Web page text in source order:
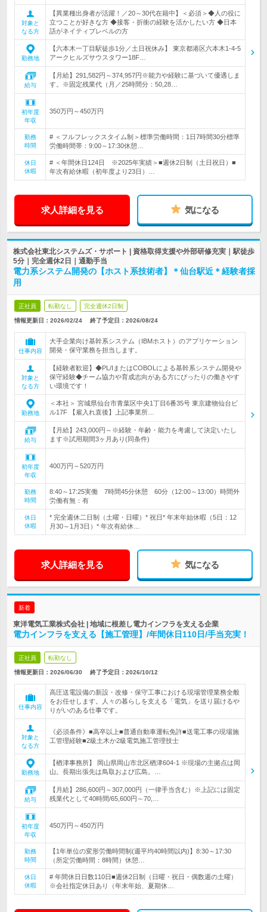
対象と
なる方
【異業種出身者が活躍！／20～30代在籍中】＜必須＞◆人の役に
立つことが好きな方 ◆接客・折衝の経験を活かしたい方 ◆日本
語がネイティブレベルの方
勤務地
【六本木一丁目駅徒歩1分／土日祝休み】 東京都港区六本木1-4-5
アークヒルズサウスタワー18F…
給与
【月給】291,582円～374,957円※能力や経験に基づいて優遇しま
す。※固定残業代（月／25時間分：50,28…
初年度
年収
350万円～450万円
勤務
時間
# ＜フルフレックスタイム制＞標準労働時間：1日7時間30分標準
労働時間帯：9:00～17:30休憩…
休日
休暇
# ＜年間休日124日 ※2025年実績＞■週休2日制（土日祝日）■
年次有給休暇（初年度より23日）…
求人詳細を見る 気になる
株式会社東北システムズ・サポート | 資格取得支援や外部研修充実｜駅徒歩
5分｜完全週休2日｜通勤手当
電力系システム開発の【ホスト系技術者】＊仙台駅近＊経験者採
用
正社員 転勤なし 完全週休2日制
情報更新日：2026/02/24 終了予定日： 2026/08/24
仕事内容
大手企業向け基幹系システム（IBMホスト）のアプリケーション
開発・保守業務を担当します。
対象と
なる方
【経験者歓迎】◆PL/IまたはCOBOLによる基幹系システム開発や
保守経験◆チーム協力や育成志向がある方にぴったりの働きやす
い環境です！
勤務地
＜本社＞ 宮城県仙台市青葉区中央1丁目6番35号 東京建物仙台ビ
ル17F 【雇入れ直後】上記事業所…
給与
【月給】243,000円～※経験・年齢・能力を考慮して決定いたし
ます※試用期間3ヶ月あり(同条件)
初年度
年収
400万円～520万円
勤務
時間
8:40～17:25実働 7時間45分休憩 60分（12:00～13:00）時間外
労働有無：有
休日
休暇
* 完全週休二日制（土曜・日曜）* 祝日* 年末年始休暇（5日：12
月30～1月3日）* 年次有給休…
求人詳細を見る 気になる
新着
東洋電気工業株式会社 | 地域に根差し電力インフラを支える企業
電力インフラを支える【施工管理】/年間休日110日/手当充実！
正社員 転勤なし
情報更新日：2026/06/30 終了予定日： 2026/10/12
仕事内容
高圧送電設備の新設・改修・保守工事における現場管理業務全般
をお任せします。人々の暮らしを支える「電気」を送り届けるや
りがいのある仕事です。
対象と
なる方
《必須条件》■高卒以上■普通自動車運転免許■送電工事の現場施
工管理経験■2級土木か2級電気施工管理技士
勤務地
【楢津事務所】 岡山県岡山市北区楢津604-1 ※現場の主拠点は岡
山。長期出張先は鳥取および広島。…
給与
【月給】286,600円～307,000円（一律手当含む）※上記には固定
残業代として40時間/65,600円～70,…
初年度
年収
450万円～450万円
勤務
時間
【1年単位の変形労働時間制(週平均40時間以内)】8:30～17:30
（所定労働時間：8時間）休憩…
休日
休暇
# 年間休日日数110日■週休2日制（日曜・祝日・偶数週の土曜）
※会社指定休日あり（年末年始、夏期休…